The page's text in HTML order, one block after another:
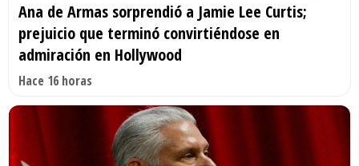
Ana de Armas sorprendió a Jamie Lee Curtis;
prejuicio que terminó convirtiéndose en
admiración en Hollywood
Hace 16 horas